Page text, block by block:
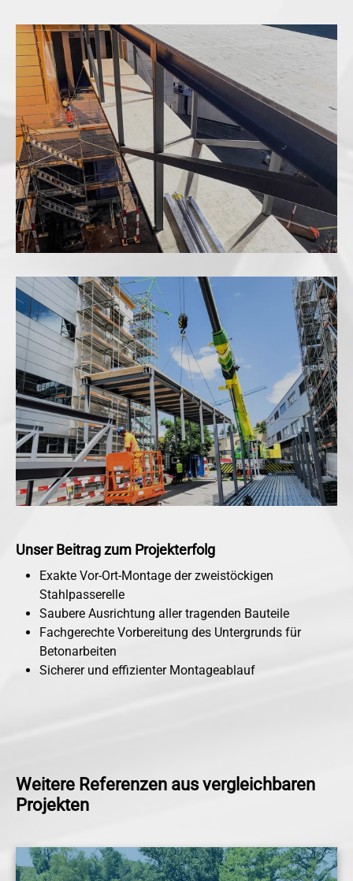
Unser Beitrag zum Projekterfolg
Exakte Vor-Ort-Montage der zweistöckigen
Stahlpasserelle
Saubere Ausrichtung aller tragenden Bauteile
Fachgerechte Vorbereitung des Untergrunds für
Betonarbeiten
Sicherer und effizienter Montageablauf
Weitere Referenzen aus vergleichbaren
Projekten